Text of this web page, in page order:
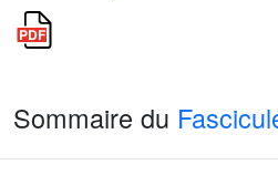
Sommaire du